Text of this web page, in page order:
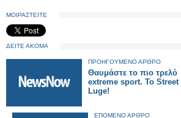
ΜΟΙΡΑΣΤΕΙΤΕ
ΔΕΙΤΕ ΑΚΟΜΑ
ΠΡΟΗΓΟΥΜΕΝΟ ΑΡΘΡΟ
Θαυμάστε το πιο τρελό
extreme sport. Το Street
Luge!
ΕΠΟΜΕΝΟ ΑΡΘΡΟ